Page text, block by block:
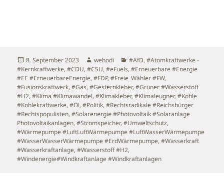
Veröffentlicht
am
8. September 2023 Autor
wehodi Kategorien
#AfD,#Atomkraftwerke -
#Kernkraftwerke,#CDU,#CSU,#eFuels,#Erneuerbare #Energie
#EE #ErneuerbareEnergie,#FDP,#Freie_Wähler #FW,
#Fusionskraftwerk,#Gas,#Gesternkleber,#Grüner #Wasserstoff
#H2,#Klima #Klimawandel,#Klimakleber,#Klimaleugner,#Kohle
#Kohlekraftwerke,#Öl,#Politik,#Rechtsradikale #Reichsbürger
#Rechtspopulisten,#Solarenergie #Photovoltaik #Solaranlage
Photovoltaikanlagen,#Stromspeicher,#Umweltschutz,
#Wärmepumpe #LuftLuftWärmepumpe #LuftWasserWärmepumpe
#WasserWasserWärmepumpe #ErdWärmepumpe,#Wasserkraft
#Wasserkraftanlage,#Wasserstoff #H2,
#Windenergie#Windkraftanlage #Windkraftanlagen